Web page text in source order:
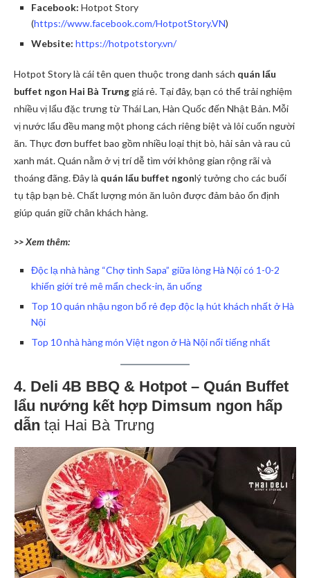
Facebook: Hotpot Story
(https://www.facebook.com/HotpotStory.VN)
Website: https://hotpotstory.vn/
Hotpot Story là cái tên quen thuộc trong danh sách quán lẩu
buffet ngon Hai Bà Trưng giá rẻ. Tại đây, bạn có thể trải nghiệm
nhiều vị lẩu đặc trưng từ Thái Lan, Hàn Quốc đến Nhật Bản. Mỗi
vị nước lẩu đều mang một phong cách riêng biệt và lôi cuốn người
ăn. Thực đơn buffet bao gồm nhiều loại thịt bò, hải sản và rau củ
xanh mát. Quán nằm ở vị trí dễ tìm với không gian rộng rãi và
thoáng đãng. Đây là quán lẩu buffet ngonlý tưởng cho các buổi
tụ tập bạn bè. Chất lượng món ăn luôn được đảm bảo ổn định
giúp quán giữ chân khách hàng.
>> Xem thêm:
Độc lạ nhà hàng “Chợ tình Sapa” giữa lòng Hà Nội có 1-0-2
khiến giới trẻ mê mẩn check-in, ăn uống
Top 10 quán nhậu ngon bổ rẻ đẹp độc lạ hút khách nhất ở Hà
Nội
Top 10 nhà hàng món Việt ngon ở Hà Nội nổi tiếng nhất
4. Deli 4B BBQ & Hotpot – Quán Buffet
lẩu nướng kết hợp Dimsum ngon hấp
dẫn tại Hai Bà Trưng